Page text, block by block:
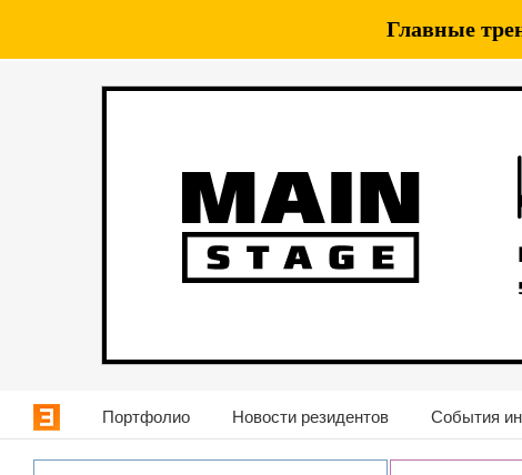
Главные
Портфолио Новости резидентов События